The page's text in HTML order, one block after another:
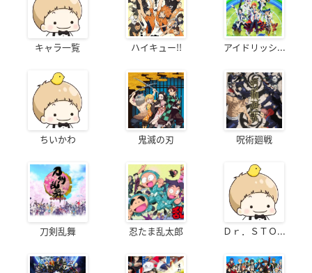
キャラ一覧 ハイキュー!! アイドリッシ...
ちいかわ 鬼滅の刃 呪術廻戦
刀剣乱舞 忍たま乱太郎 Ｄｒ．ＳＴＯ...